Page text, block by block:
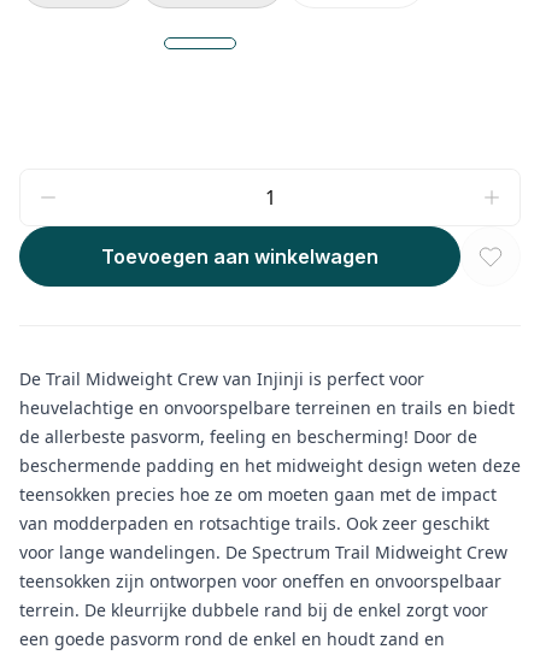
Toevoegen aan winkelwagen
De Trail Midweight Crew van Injinji is perfect voor
heuvelachtige en onvoorspelbare terreinen en trails en biedt
de allerbeste pasvorm, feeling en bescherming! Door de
beschermende padding en het midweight design weten deze
teensokken precies hoe ze om moeten gaan met de impact
van modderpaden en rotsachtige trails. Ook zeer geschikt
voor lange wandelingen. De Spectrum Trail Midweight Crew
teensokken zijn ontworpen voor oneffen en onvoorspelbaar
terrein. De kleurrijke dubbele rand bij de enkel zorgt voor
een goede pasvorm rond de enkel en houdt zand en